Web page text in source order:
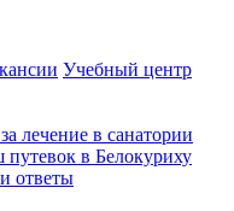
Учебный центр
лечение в санатории
в Белокуриху
ответы